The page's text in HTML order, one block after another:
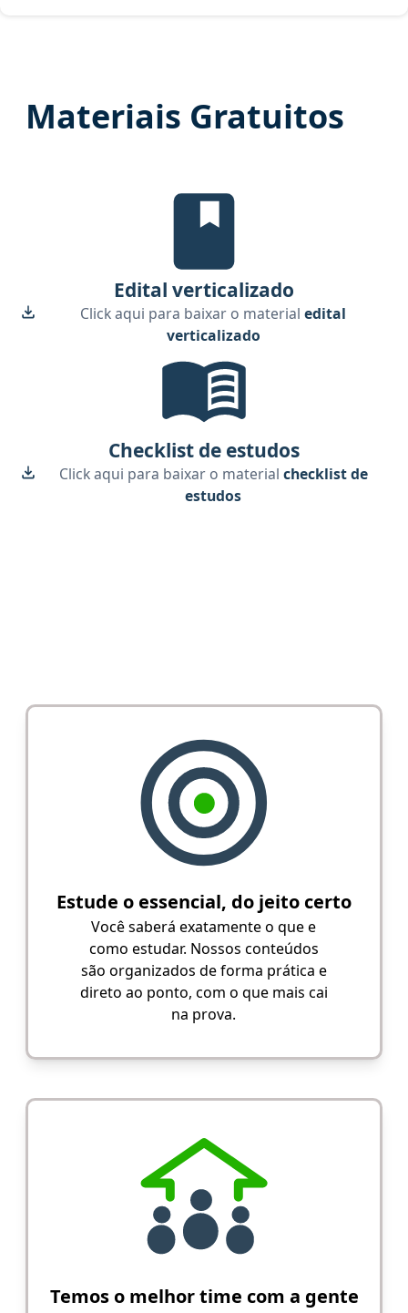
Materiais Gratuitos
Edital Verticalizado, material
Edital verticalizado
Click aqui para baixar o materialedital
verticalizado
Checklist de estudos
Click aqui para baixar o material checklist de
estudos
Estude o essencial, do jeito certo
Você saberá exatamente o que e
como estudar. Nossos conteúdos
são organizados de forma prática e
direto ao ponto, com o que mais cai
na prova.
Temos o melhor time com a gente